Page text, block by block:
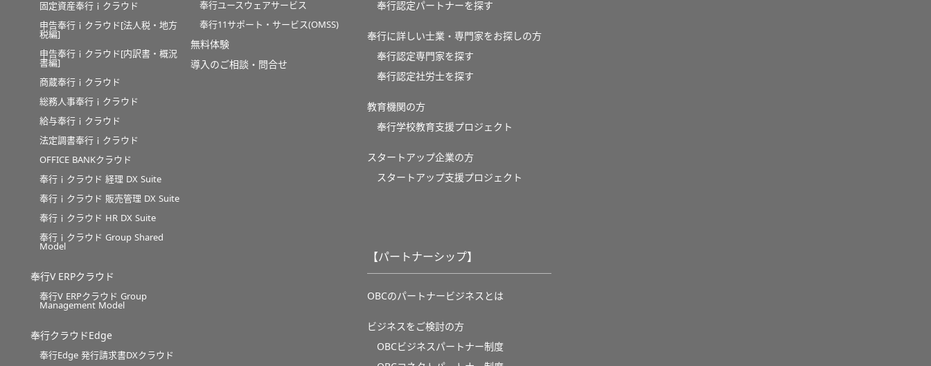
固定資産奉行ｉクラウド
申告奉行ｉクラウド[法人税・地方
税編]
申告奉行ｉクラウド[内訳書・概況
書編]
商蔵奉行ｉクラウド
総務人事奉行ｉクラウド
給与奉行ｉクラウド
法定調書奉行ｉクラウド
OFFICE BANKクラウド
奉行ｉクラウド 経理 DX Suite
奉行ｉクラウド 販売管理 DX Suite
奉行ｉクラウド HR DX Suite
奉行ｉクラウド Group Shared
Model
奉行V ERPクラウド
奉行V ERPクラウド Group
Management Model
奉行クラウドEdge
奉行Edge 発行請求書DXクラウド
奉行ユースウェアサービス
奉行11サポート・サービス(OMSS)
無料体験
導入のご相談・問合せ
奉行認定パートナーを探す
奉行に詳しい士業・専門家をお探しの方
奉行認定専門家を探す
奉行認定社労士を探す
教育機関の方
奉⾏学校教育⽀援プロジェクト
スタートアップ企業の方
スタートアップ支援プロジェクト
【パートナーシップ】
OBCのパートナービジネスとは
ビジネスをご検討の方
OBCビジネスパートナー制度